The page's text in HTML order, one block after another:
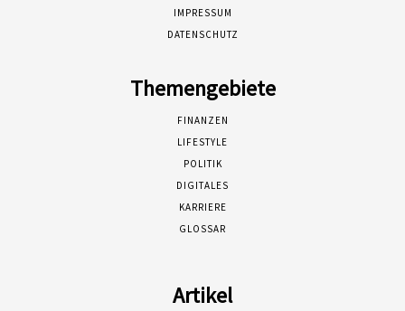
IMPRESSUM
DATENSCHUTZ
Themengebiete
FINANZEN
LIFESTYLE
POLITIK
DIGITALES
KARRIERE
GLOSSAR
Artikel